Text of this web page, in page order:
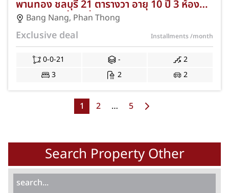
Search Property Other
พานทอง ชลบุรี 21 ตารางวา อายุ 10 ปี 3 ห้อง
นอน 2 ห้องน้ำ 2 ที่จอดรถ พร้อมของแถมครบ
NKA-CEO-048
Bang Nang, Phan Thong
Exclusive deal Installments/month
0-0-21 -
2
3
2 2
1 2 … 5